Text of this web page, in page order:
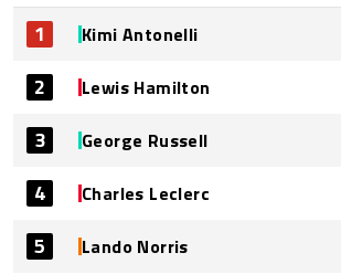
1 Kimi Antonelli
2 Lewis Hamilton
3 George Russell
4 Charles Leclerc
5 Lando Norris